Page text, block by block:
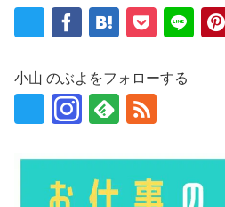
小山 のぶよをフォローする